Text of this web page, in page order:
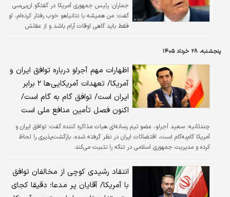
جماران: رئیس جمهوری آمریکا در گفتگو ان‌بی‌سی
گفت: من همیشه با نتانیاهو خوب رفتار کرده‌ام، او
فقط باید گاهی اوقات آرام باشد و از عقلش
پنجشنبه، ۲۸ خرداد ۱۴۰۵
اظهارات مهم آجرلو درباره توافق ایران و
آمریکا/ تعهدات آمریکایی‌ها ۲ برابر
ایران است/ توافق گام‌ به‌ گام است/
اکنون فصل تأمین منافع ملی است
چندثانیه: سعید آجرلو، عضو تیم رسانه‌ای هیات مذاکره کننده گفت: توافق ایران و
آمریکا گام‌به‌گام است، اقتضائات ایران در نظر گرفته شده، بازگشت‌پذیری را لحاظ
کرده و مدیریت جمهوری اسلامی در تنگه را تثبیت می‌کند.
انتقاد رشیدی کوچی از مخالفان توافق
با آمریکا/ آقایان پر مدعا؛ دقیقا کجای